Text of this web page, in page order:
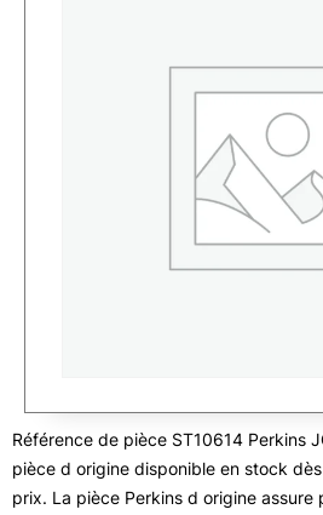
Référence de pièce ST10614 Perkins
pièce d origine disponible en stock
prix. La pièce Perkins d origine